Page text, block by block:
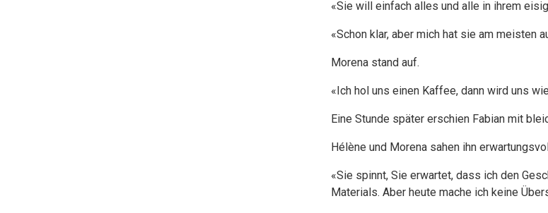
«Sie will einfach alles und alle in ihrem
«Schon klar, aber mich hat sie am meisten
Morena stand auf.
«Ich hol uns einen Kaffee, dann wird uns
Eine Stunde später erschien Fabian mit
Hélène und Morena sahen ihn
«Sie spinnt, Sie erwartet, dass ich den
Materials. Aber heute mache ich keine